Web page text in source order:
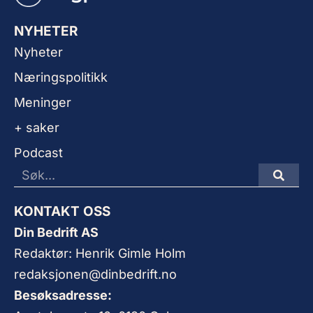
NYHETER
Nyheter
Næringspolitikk
Meninger
+ saker
Podcast
KONTAKT OSS
Din Bedrift AS
Redaktør: Henrik Gimle Holm
redaksjonen@dinbedrift.no
Besøksadresse: